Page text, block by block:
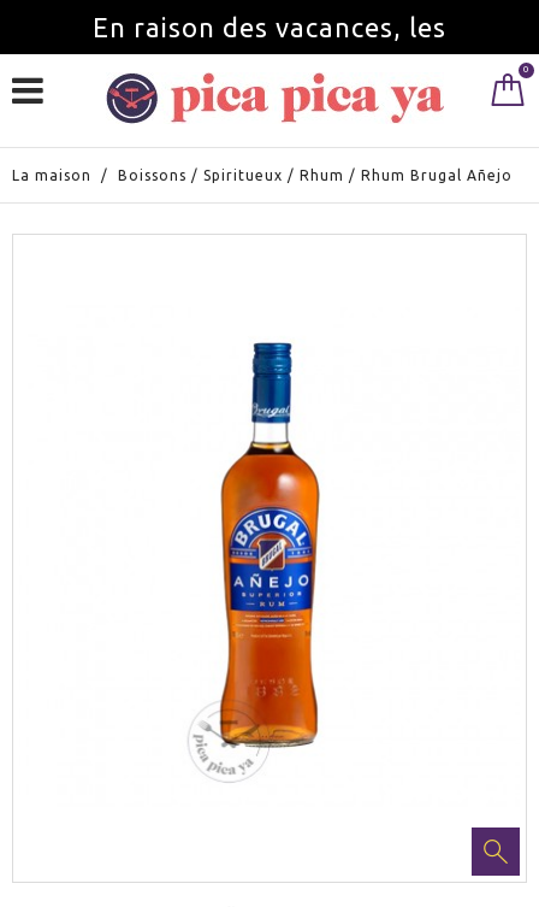
En raison des vacances, les
commandes seront servies à partir du 0
La maison / Boissons / Spiritueux / Rhum / Rhum Brugal Añejo